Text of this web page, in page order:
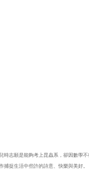
志願是能夠考上昆蟲系，卻因數學
捉生活中些許的詩意、快樂與美好。